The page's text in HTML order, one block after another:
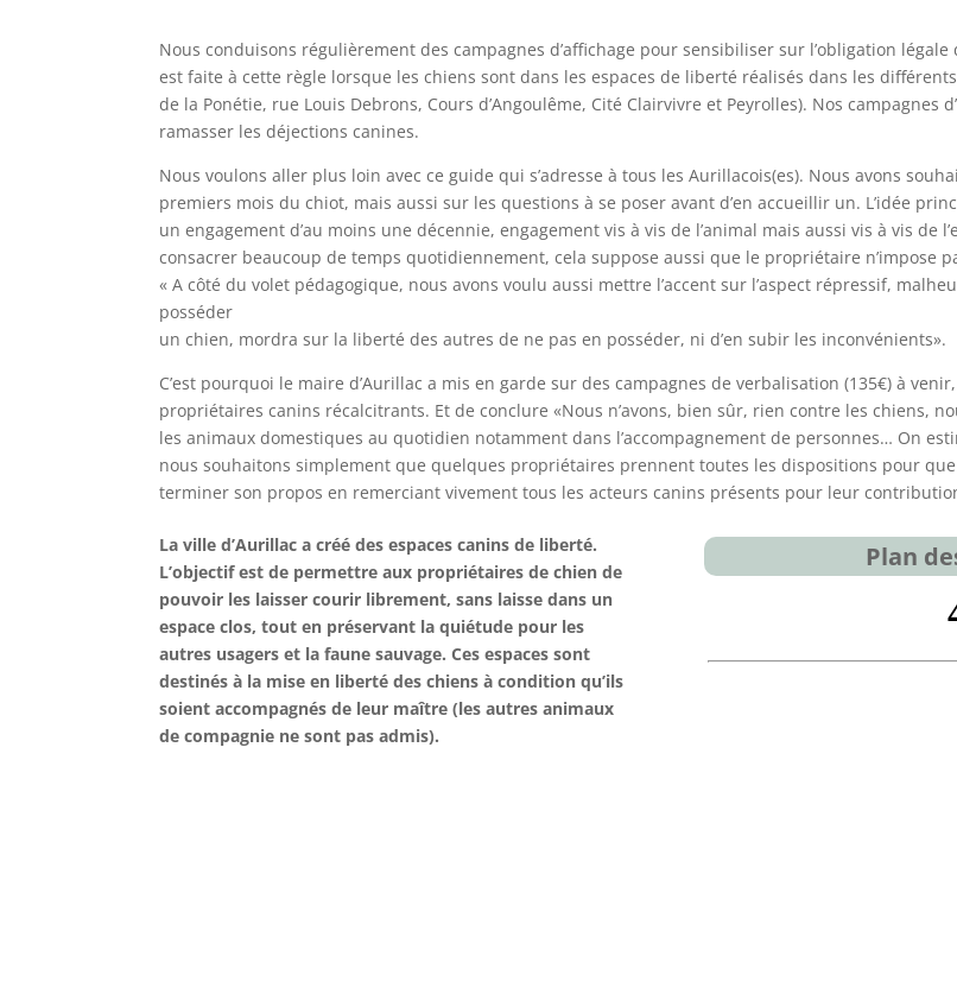
Nous conduisons régulièrement des campagnes d’affichage pour sensibiliser sur l’obligation
est faite à cette règle lorsque les chiens sont dans les espaces de liberté réalisés dans les
de la Ponétie, rue Louis Debrons, Cours d’Angoulême, Cité Clairvivre et Peyrolles). Nos campagnes
ramasser les déjections canines.
Nous voulons aller plus loin avec ce guide qui s’adresse à tous les Aurillacois(es). Nous avons
premiers mois du chiot, mais aussi sur les questions à se poser avant d’en accueillir un. L’idée
un engagement d’au moins une décennie, engagement vis à vis de l’animal mais aussi vis à vis de
consacrer beaucoup de temps quotidiennement, cela suppose aussi que le propriétaire n’impose
« A côté du volet pédagogique, nous avons voulu aussi mettre l’accent sur l’aspect répressif,
posséder
un chien, mordra sur la liberté des autres de ne pas en posséder, ni d’en subir les inconvénients».
C’est pourquoi le maire d’Aurillac a mis en garde sur des campagnes de verbalisation (135€) à
propriétaires canins récalcitrants. Et de conclure «Nous n’avons, bien sûr, rien contre les chiens,
les animaux domestiques au quotidien notamment dans l’accompagnement de personnes… On
nous souhaitons simplement que quelques propriétaires prennent toutes les dispositions pour
terminer son propos en remerciant vivement tous les acteurs canins présents pour leur
La ville d’Aurillac a créé des espaces canins de liberté.
L’objectif est de permettre aux propriétaires de chien de
pouvoir les laisser courir librement, sans laisse dans un
espace clos, tout en préservant la quiétude pour les
autres usagers et la faune sauvage. Ces espaces sont
destinés à la mise en liberté des chiens à condition qu’ils
soient accompagnés de leur maître (les autres animaux
de compagnie ne sont pas admis).
Plan